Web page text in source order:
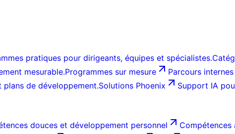
pratiques pour dirigeants, équipes et spécialistes.
mesurable.Programmes sur mesure Parcours
de développement.Solutions Phoenix
Support IA
douces et développement personnel Compétences